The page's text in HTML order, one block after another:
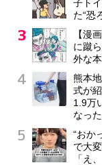
子ト
た“恐
【漫
に蹴
外な
熊本
式が
1.9万
なっ
“おか
で大
「え